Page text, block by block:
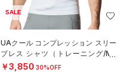
SALE
UAクール コンプレッション スリー
ブレス シャツ（トレーニング/ME
N）
￥3,850 30%OFF